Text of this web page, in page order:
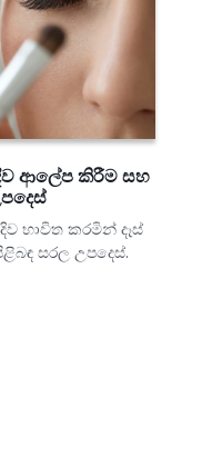
ආලේප කිරීම සහ
භාවිත කරමින් දෑස්
සරල උපදෙස්.